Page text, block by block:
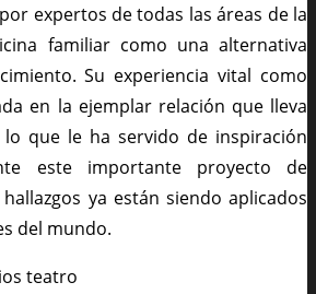
expertos de todas las áreas de la
familiar como una alternativa
Su experiencia vital como
en la ejemplar relación que lleva
que le ha servido de inspiración
este importante proyecto de
ya están siendo aplicados
del mundo.
teatro